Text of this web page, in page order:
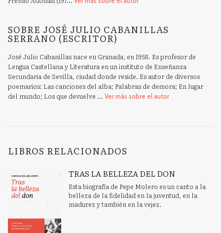
SOBRE JOSÉ JULIO CABANILLAS
SERRANO (ESCRITOR)
José Julio Cabanillas nace en Granada, en 1958. Es profesor de
Lengua Castellana y Literatura en un instituto de Enseñanza
Secundaria de Sevilla, ciudad donde reside. Es autor de diversos
poemarios: Las canciones del alba; Palabras de demora; En lugar
del mundo; Los que devuelve ... Ver más sobre el autor
LIBROS RELACIONADOS
TRAS LA BELLEZA DEL DON
Esta biografía de Pepe Molero es un canto a la
belleza de la fidelidad en la juventud, en la
madurez y también en la vejez.